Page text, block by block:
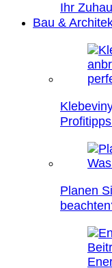
Ihr
Bau &
Planen